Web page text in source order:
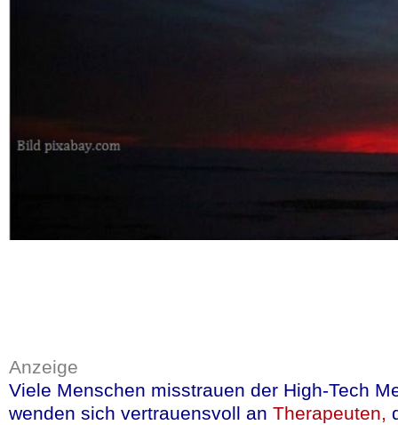
mehr lesen(in
Anzeige
Viele Menschen misstrauen der High-Tech
wenden sich vertrauensvoll an Therapeuten,